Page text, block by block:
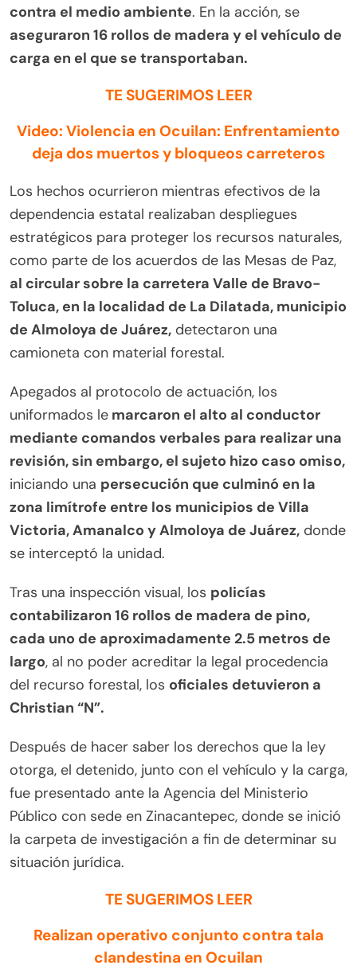
contra el medio ambiente. En la acción, se
aseguraron 16 rollos de madera y el vehículo de
carga en el que se transportaban.
TE SUGERIMOS LEER
Video: Violencia en Ocuilan: Enfrentamiento
deja dos muertos y bloqueos carreteros
Los hechos ocurrieron mientras efectivos de la
dependencia estatal realizaban despliegues
estratégicos para proteger los recursos naturales,
como parte de los acuerdos de las Mesas de Paz,
al circular sobre la carretera Valle de Bravo-
Toluca, en la localidad de La Dilatada, municipio
de Almoloya de Juárez, detectaron una
camioneta con material forestal.
Apegados al protocolo de actuación, los
uniformados le marcaron el alto al conductor
mediante comandos verbales para realizar una
revisión, sin embargo, el sujeto hizo caso omiso,
iniciando una persecución que culminó en la
zona limítrofe entre los municipios de Villa
Victoria, Amanalco y Almoloya de Juárez, donde
se interceptó la unidad.
Tras una inspección visual, los policías
contabilizaron 16 rollos de madera de pino,
cada uno de aproximadamente 2.5 metros de
largo, al no poder acreditar la legal procedencia
del recurso forestal, los oficiales detuvieron a
Christian “N”.
Después de hacer saber los derechos que la ley
otorga, el detenido, junto con el vehículo y la carga,
fue presentado ante la Agencia del Ministerio
Público con sede en Zinacantepec, donde se inició
la carpeta de investigación a fin de determinar su
situación jurídica.
TE SUGERIMOS LEER
Realizan operativo conjunto contra tala
clandestina en Ocuilan